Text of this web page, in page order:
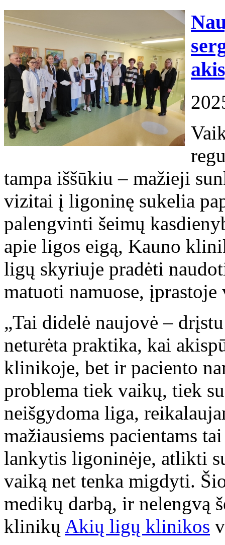
tampa iššūkiu – mažieji
vizitai į ligoninę sukelia
palengvinti šeimų
apie ligos eigą, Kauno
ligų skyriuje pradėti
matuoti namuose,
„Tai didelė naujovė –
neturėta praktika, kai
klinikoje, bet ir paciento
problema tiek vaikų, tiek
neišgydoma liga,
mažiausiems pacientams
lankytis ligoninėje, atlikti
vaiką net tenka migdyti.
medikų darbą, ir nelengvą
klinikų Akių ligų klinikos